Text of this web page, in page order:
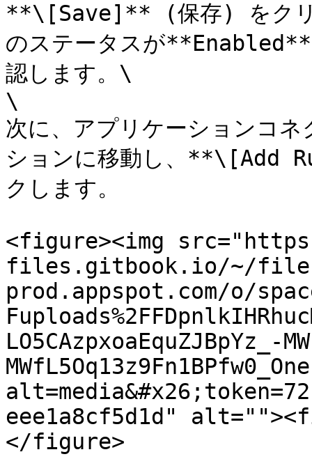
**\[Save]** (保存) をク
のステータスが
認します。\
\
次に、アプリケーション
ションに移動し、**\[Add
クします。
<figure><img
files.gitbook.io/~/
prod.appspot.com/o/
LO5CAzpxoaEquZJBpYz_-
eee1a8cf5d1d"
</figure>